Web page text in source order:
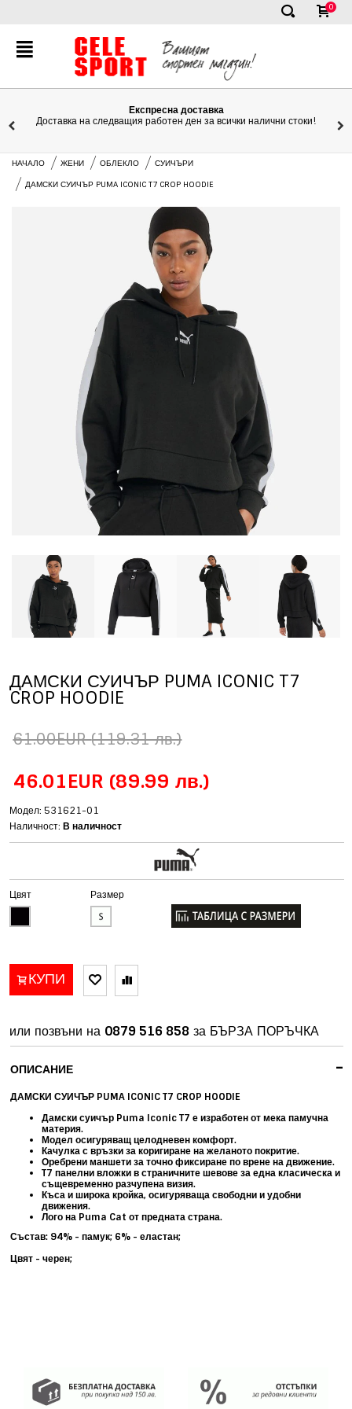
✕
0
Експресна доставка
Доставка на следващия работен ден за всички налични стоки!
НАЧАЛО ЖЕНИ ОБЛЕКЛО СУИЧЪРИ
ДАМСКИ СУИЧЪР PUMA ICONIC T7 CROP HOODIE
ДАМСКИ СУИЧЪР PUMA ICONIC T7
CROP HOODIE
61.00EUR(119.31 лв.)
46.01EUR (89.99 лв.)
Модел: 531621-01
Наличност:В наличност
Цвят Размер
КУПИ
или позвъни на 0879 516 858 за БЪРЗА ПОРЪЧКА
-
ОПИСАНИЕ
ДАМСКИ СУИЧЪР PUMA ICONIC T7 CROP HOODIE
Дамски суичър Puma Iconic T7 е изработен от мека памучна
материя.
Модел осигуряващ целодневен комфорт.
Качулка с връзки за коригиране на желаното покритие.
Оребрени маншети за точно фиксиране по врене на движение.
T7 панелни вложки в страничните шевове за една класическа и
същевременно разчупена визия.
Къса и широка кройка, осигуряваща свободни и удобни
движения.
Лого на Puma Cat от предната страна.
Състав: 94% - памук; 6% - еластан;
Цвят - черен;